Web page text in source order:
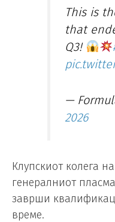
This is
that
Q3!
—
2026
Клупскиот колега
генералниот
заврши
време.